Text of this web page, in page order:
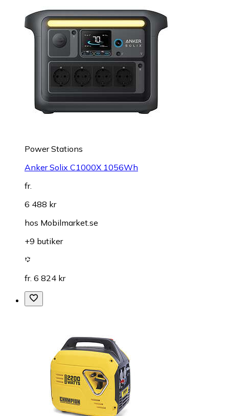
Power Stations
Anker Solix C1000X 1056Wh
fr.
6 488 kr
hos Mobilmarket.se
+9 butiker
fr. 6 824 kr